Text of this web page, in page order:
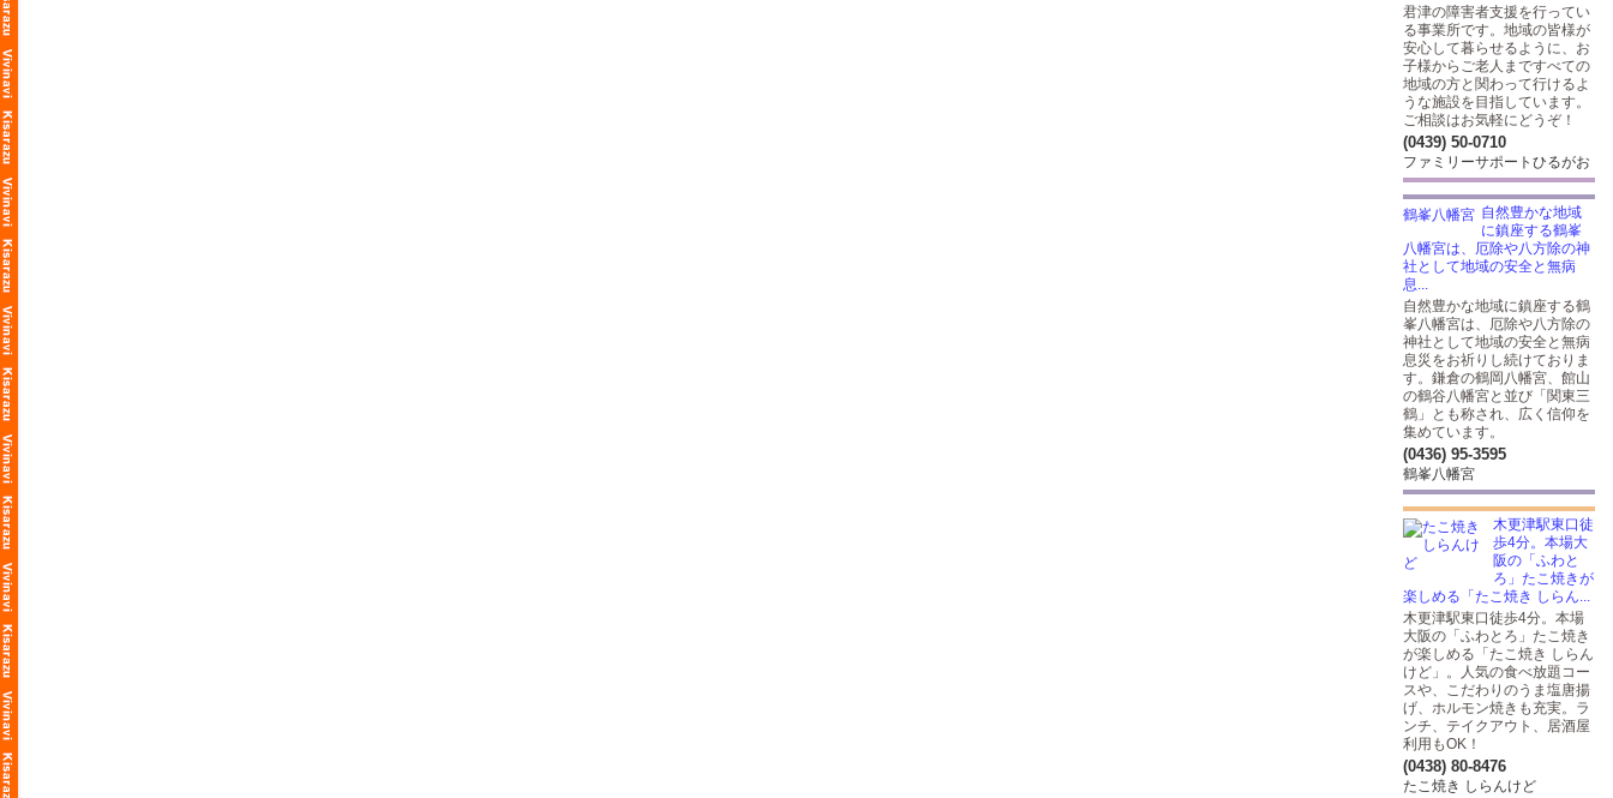
君津の障害者支援を行ってい
る事業所です。地域の皆様が
安心して暮らせるように、お
子様からご老人まですべての
地域の方と関わって行けるよ
うな施設を目指しています。
ご相談はお気軽にどうぞ！
(0439) 50-0710
ファミリーサポートひるがお
自然豊かな地域
に鎮座する鶴峯
八幡宮は、厄除や八方除の神
社として地域の安全と無病
息...
自然豊かな地域に鎮座する鶴
峯八幡宮は、厄除や八方除の
神社として地域の安全と無病
息災をお祈りし続けておりま
す。鎌倉の鶴岡八幡宮、館山
の鶴谷八幡宮と並び「関東三
鶴」とも称され、広く信仰を
集めています。
(0436) 95-3595
鶴峯八幡宮
木更津駅東口徒
歩4分。本場大
阪の「ふわと
ろ」たこ焼きが
楽しめる「たこ焼き しらん...
木更津駅東口徒歩4分。本場
大阪の「ふわとろ」たこ焼き
が楽しめる「たこ焼き しらん
けど」。人気の食べ放題コー
スや、こだわりのうま塩唐揚
げ、ホルモン焼きも充実。ラ
ンチ、テイクアウト、居酒屋
利用もOK！
(0438) 80-8476
たこ焼き しらんけど